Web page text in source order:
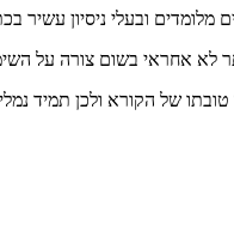
ובעלי ניסיון
לא אחראי בשום צורה על
של הקורא ולכן תמיד